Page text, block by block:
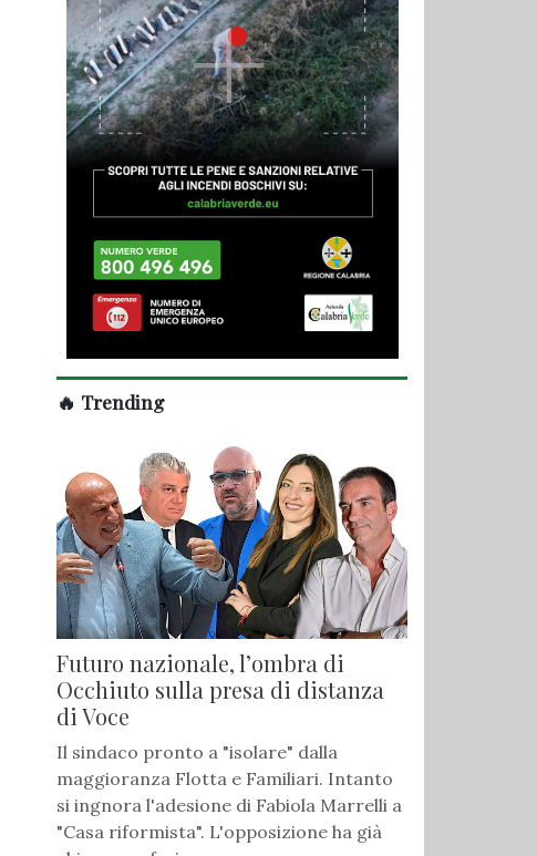
🔥 Trending
Futuro nazionale, l’ombra di
Occhiuto sulla presa di distanza
di Voce
Il sindaco pronto a "isolare" dalla
maggioranza Flotta e Familiari. Intanto
si ingnora l'adesione di Fabiola Marrelli a
"Casa riformista". L'opposizione ha già